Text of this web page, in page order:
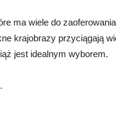
ma wiele do
krajobrazy przyciągają
jest idealnym wyborem.